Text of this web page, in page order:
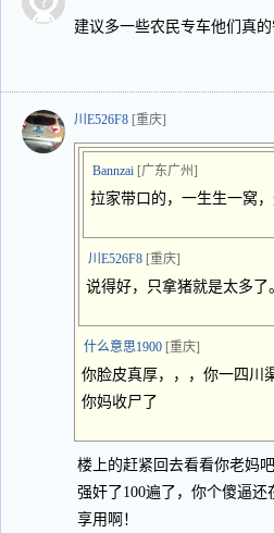
建议多一些农民专车他们真
川E526F8 [重庆]
Bannzai [广东广州]
拉家带口的，一生生一窝
川E526F8 [重庆]
说得好，只拿猪就是太多了
什么意思1900 [重庆]
你脸皮真厚，，，你一四川
你妈收尸了
楼上的赶紧回去看看你老妈
强奸了100遍了，你个傻逼
享用啊！